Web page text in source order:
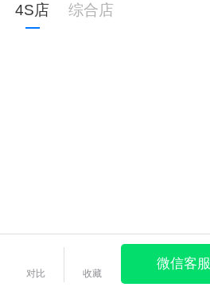
4S店 综合店
对比 收藏
微信客服